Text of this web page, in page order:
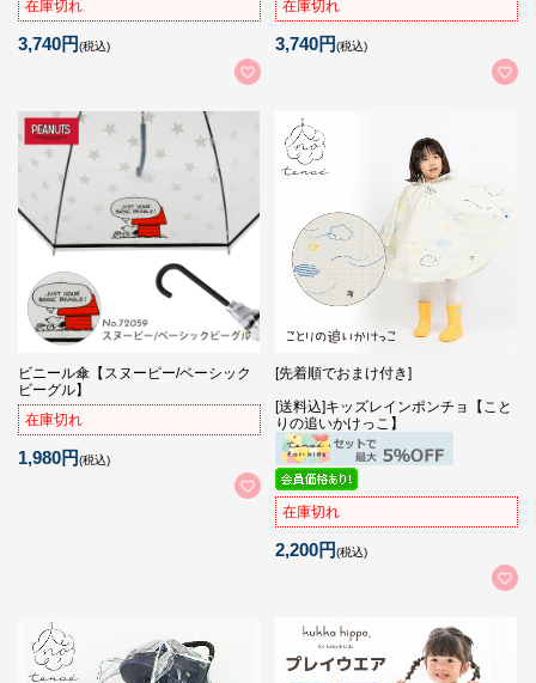
在庫切れ
3,740円(税込)
在庫切れ
3,740円(税込)
ビニール傘【スヌーピー/ベーシック
ビーグル】
在庫切れ
1,980円(税込)
[先着順でおまけ付き]
[送料込]キッズレインポンチョ【こと
りの追いかけっこ】
在庫切れ
2,200円(税込)